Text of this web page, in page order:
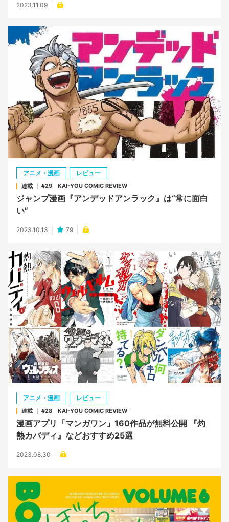
2023.11.09
アニメ・漫画 レビュー
連載 ｜ #29 KAI-YOU COMIC REVIEW
ジャンプ漫画『アンデッドアンラック』は“常に面白
い”
2023.10.13 79
アニメ・漫画 レビュー
連載 ｜ #28 KAI-YOU COMIC REVIEW
漫画アプリ「マンガワン」160作品が無料公開 『灼
熱カバディ』などおすすめ25選
2023.08.30